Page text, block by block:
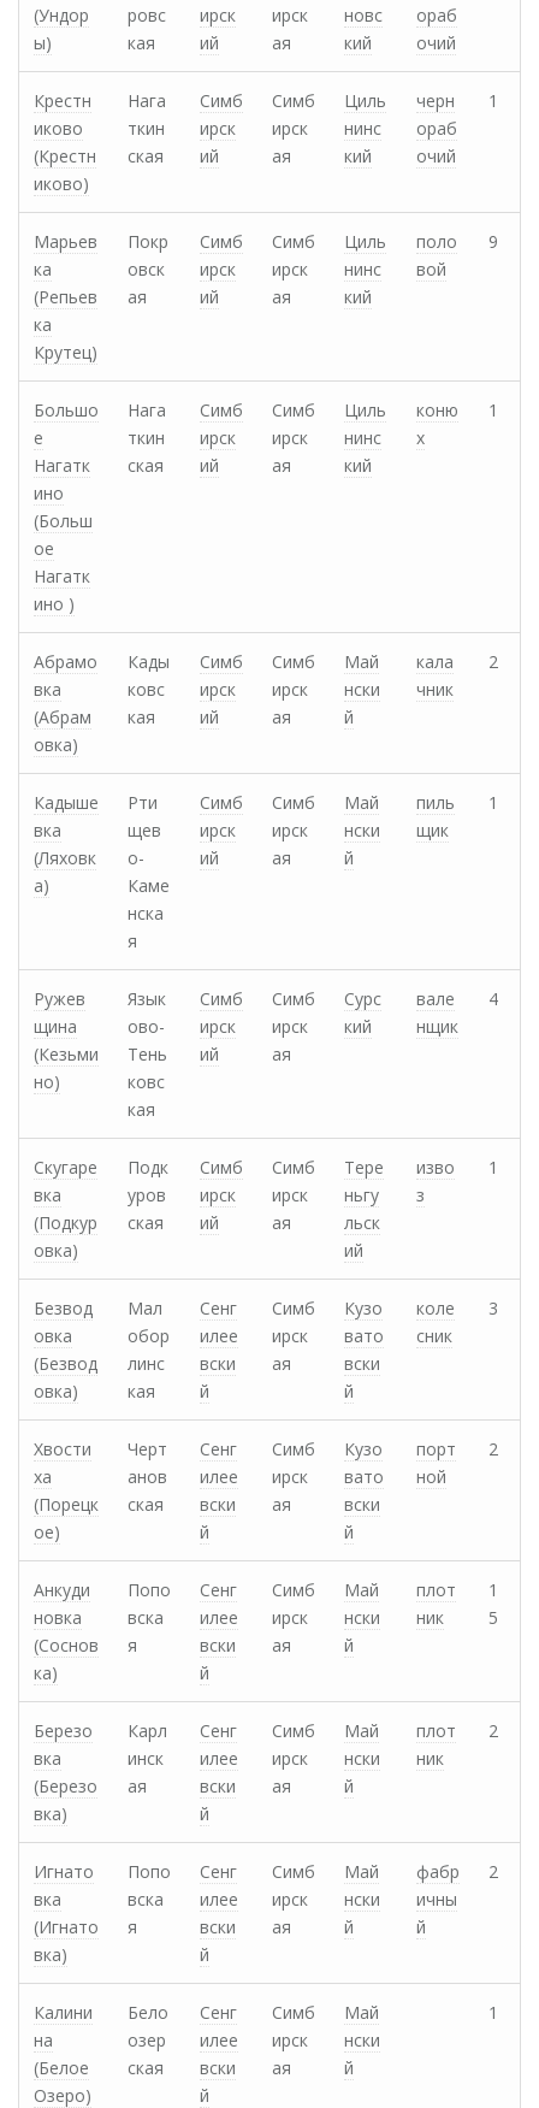
(Ундор
ы)
ровс
кая
ирск
ий
ирск
ая
новс
кий
ораб
очий
Крестн
иково
(Крестн
иково)
Нага
ткин
ская
Симб
ирск
ий
Симб
ирск
ая
Циль
нинс
кий
черн
ораб
очий
1
Марьев
ка
(Репьев
ка
Крутец)
Покр
овск
ая
Симб
ирск
ий
Симб
ирск
ая
Циль
нинс
кий
поло
вой
9
Большо
е
Нагатк
ино
(Больш
ое
Нагатк
ино )
Нага
ткин
ская
Симб
ирск
ий
Симб
ирск
ая
Циль
нинс
кий
коню
х
1
Абрамо
вка
(Абрам
овка)
Кады
ковс
кая
Симб
ирск
ий
Симб
ирск
ая
Май
нски
й
кала
чник
2
Кадыше
вка
(Ляховк
а)
Рти
щев
о-
Каме
нска
я
Симб
ирск
ий
Симб
ирск
ая
Май
нски
й
пиль
щик
1
Ружев
щина
(Кезьми
но)
Язык
ово-
Тень
ковс
кая
Симб
ирск
ий
Симб
ирск
ая
Сурс
кий
вале
нщик
4
Скугаре
вка
(Подкур
овка)
Подк
уров
ская
Симб
ирск
ий
Симб
ирск
ая
Тере
ньгу
льск
ий
изво
з
1
Безвод
овка
(Безвод
овка)
Мал
обор
линс
кая
Сенг
илее
вски
й
Симб
ирск
ая
Кузо
вато
вски
й
коле
сник
3
Хвости
ха
(Порецк
ое)
Черт
анов
ская
Сенг
илее
вски
й
Симб
ирск
ая
Кузо
вато
вски
й
порт
ной
2
Анкуди
новка
(Соснов
ка)
Попо
вска
я
Сенг
илее
вски
й
Симб
ирск
ая
Май
нски
й
плот
ник
1
5
Березо
вка
(Березо
вка)
Карл
инск
ая
Сенг
илее
вски
й
Симб
ирск
ая
Май
нски
й
плот
ник
2
Игнато
вка
(Игнато
вка)
Попо
вска
я
Сенг
илее
вски
й
Симб
ирск
ая
Май
нски
й
фабр
ичны
й
2
Калини
на
(Белое
Озеро)
Бело
озер
ская
Сенг
илее
вски
й
Симб
ирск
ая
Май
нски
й
1